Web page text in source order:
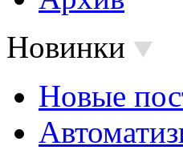
Новинки
Новые